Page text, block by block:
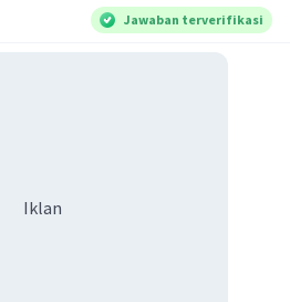
Jawaban terverifikasi
Iklan